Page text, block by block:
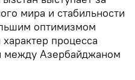
мира и стабильности
оптимизмом
процесса
между Азербайджаном